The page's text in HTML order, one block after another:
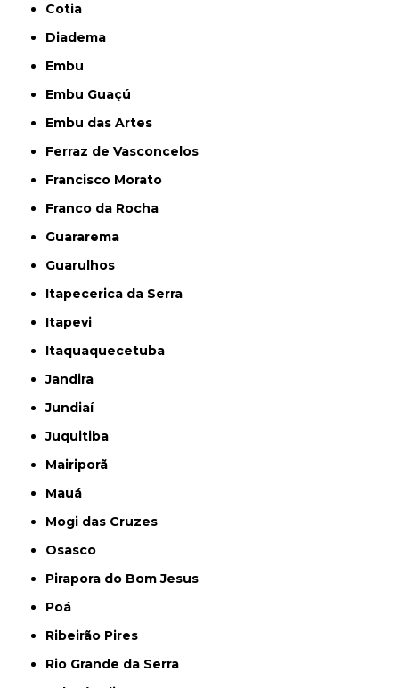
Cotia
Diadema
Embu
Embu Guaçú
Embu das Artes
Ferraz de Vasconcelos
Francisco Morato
Franco da Rocha
Guararema
Guarulhos
Itapecerica da Serra
Itapevi
Itaquaquecetuba
Jandira
Jundiaí
Juquitiba
Mairiporã
Mauá
Mogi das Cruzes
Osasco
Pirapora do Bom Jesus
Poá
Ribeirão Pires
Rio Grande da Serra